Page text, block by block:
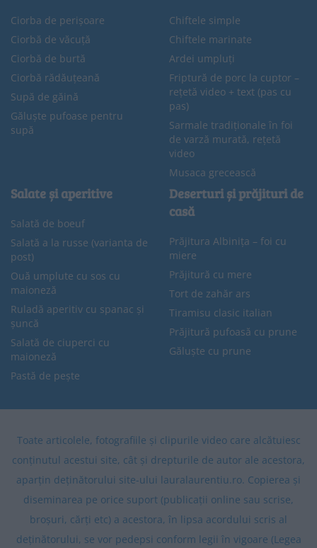
Ciorba de perișoare
Ciorbă de văcuță
Ciorbă de burtă
Ciorbă rădăuțeană
Supă de găină
Găluște pufoase pentru
supă
Chiftele simple
Chiftele marinate
Ardei umpluți
Friptură de porc la cuptor –
rețetă video + text (pas cu
pas)
Sarmale tradiționale în foi
de varză murată, rețetă
video
Musaca grecească
Salate și aperitive
Salată de boeuf
Salată a la russe (varianta de
post)
Ouă umplute cu sos cu
maioneză
Ruladă aperitiv cu spanac și
șuncă
Salată de ciuperci cu
maioneză
Pastă de pește
Deserturi și prăjituri de
casă
Prăjitura Albinița – foi cu
miere
Prăjitură cu mere
Tort de zahăr ars
Tiramisu clasic italian
Prăjitură pufoasă cu prune
Găluște cu prune
Toate articolele, fotografiile și clipurile video care alcătuiesc
conținutul acestui site, cât și drepturile de autor ale acestora,
aparțin deținătorului site-ului lauralaurentiu.ro. Copierea și
diseminarea pe orice suport (publicații online sau scrise,
broșuri, cărți etc) a acestora, în lipsa acordului scris al
deținătorului, se vor pedepsi conform legii în vigoare (Legea